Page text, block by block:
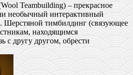
Teambuilding) – прекрасное
необычный интерактивный
Шерстяной тимбилдинг (связующее
находящимся
с другу другом, обрести